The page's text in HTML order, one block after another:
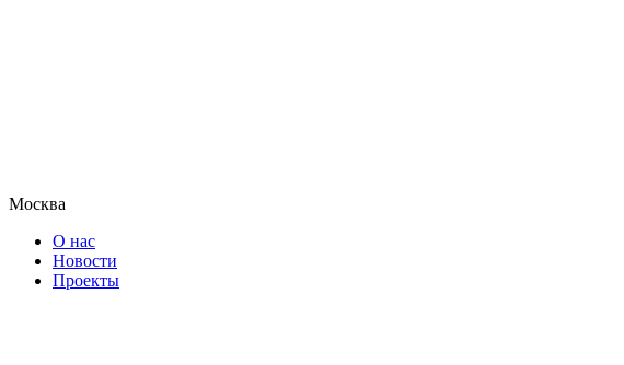
Москва
О нас
Новости
Проекты